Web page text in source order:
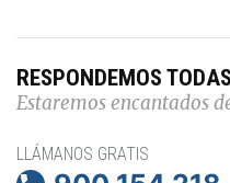
RESPONDEMOS
Estaremos encantados
LLÁMANOS GRATIS